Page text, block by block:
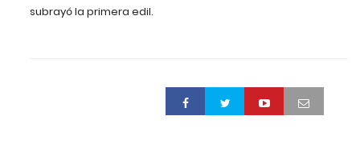
subrayó la primera edil.